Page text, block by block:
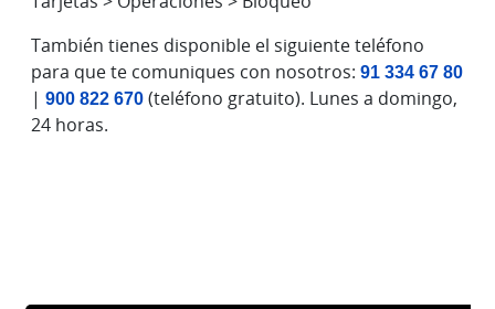
También tienes disponible el siguiente teléfono
para que te comuniques con nosotros: 91 334 67 80
| 900 822 670(teléfono gratuito). Lunes a domingo,
24 horas.